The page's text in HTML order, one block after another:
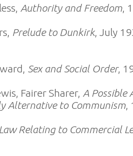
Authority and Freedom,
Prelude to Dunkirk, July
Sex and Social Order,
Fairer Sharer, A Possible
Alternative to Communism,
Relating to Commercial